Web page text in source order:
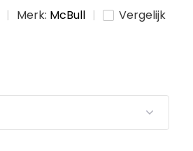
Merk: McBull Vergelijk